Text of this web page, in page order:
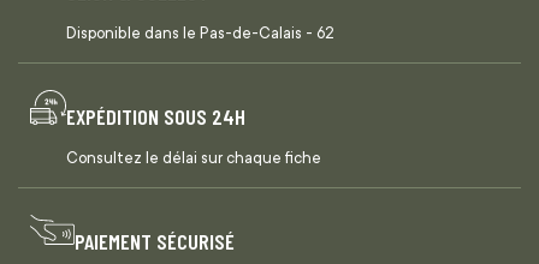
Disponible dans le Pas-de-Calais - 62
EXPÉDITION SOUS 24H
Consultez le délai sur chaque fiche
PAIEMENT SÉCURISÉ